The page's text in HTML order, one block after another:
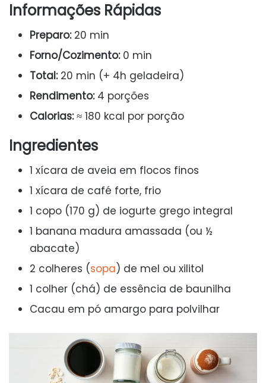
Informações Rápidas
Preparo:20 min
Forno/Cozimento:0 min
Total:20 min (+ 4h geladeira)
Rendimento:4 porções
Calorias:≈ 180 kcal por porção
Ingredientes
1 xícara de aveia em flocos finos
1 xícara de café forte, frio
1 copo (170 g) de iogurte grego integral
1 banana madura amassada (ou ½
abacate)
2 colheres (sopa) de mel ou xilitol
1 colher (chá) de essência de baunilha
Cacau em pó amargo para polvilhar